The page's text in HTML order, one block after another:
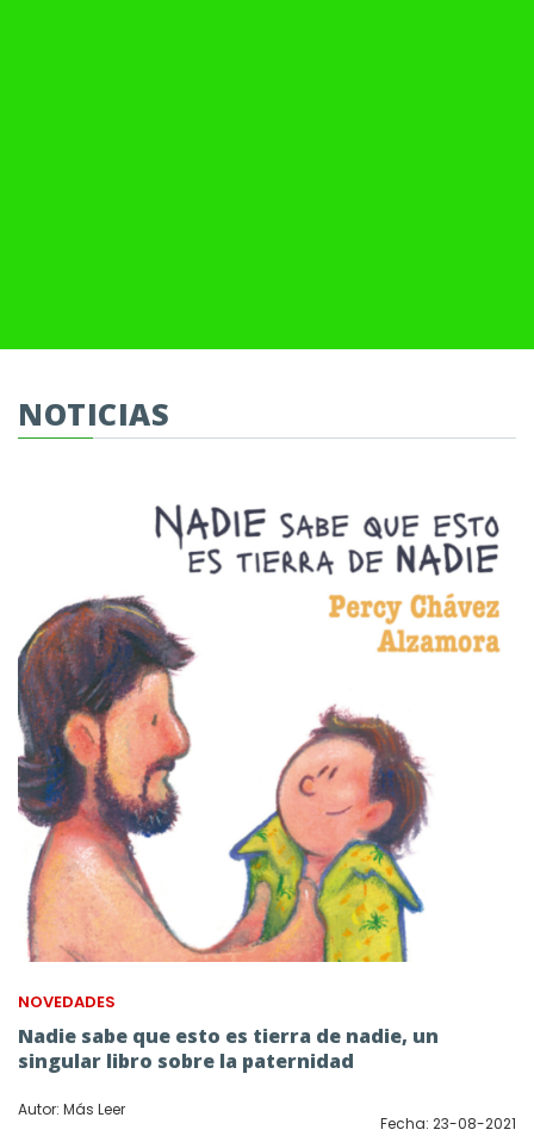
NOTICIAS
NOVEDADES
Nadie sabe que esto es tierra de nadie, un
singular libro sobre la paternidad
Autor: Más Leer
Fecha: 23-08-2021